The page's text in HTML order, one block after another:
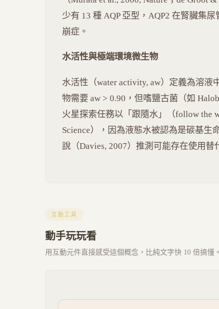
少有 13 種 AQP 亞型，AQP2 在腎臟集
崩症。
水活性與極端環境微生物
水活性（water activity, aw）定義為溶
物需要 aw > 0.90，但嗜鹽古菌（如
火星探索任務以「跟隨水」（follow the
Science），因為液態水被認為是碳基
說（Davies, 2007）推測可能存在使用替
互動工具
動手玩玩看
用互動元件直接感受這個概念，比純文字快 10 倍搞懂